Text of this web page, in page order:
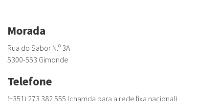
Morada
Rua do Sabor N.º 3A
5300-553 Gimonde
Telefone
(+351) 273 382 555 (chamda para a rede fixa nacional)